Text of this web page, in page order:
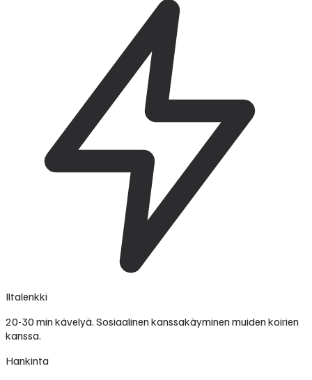
Iltalenkki
20-30 min kävelyä. Sosiaalinen kanssakäyminen muiden koirien
kanssa.
Hankinta